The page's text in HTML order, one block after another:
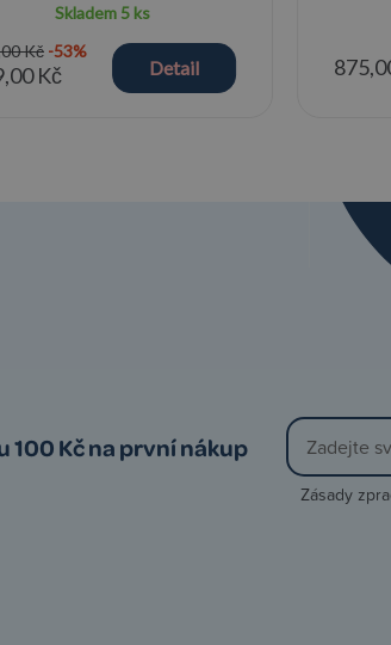
Skladem 5 ks
Kč -53%
Kč Detail
100 Kč na první nákup
Zásady